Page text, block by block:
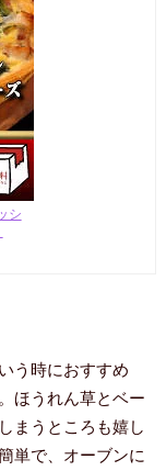
シ
う時におすすめ
ほうれん草とベー
まうところも嬉し
単で、オーブンに